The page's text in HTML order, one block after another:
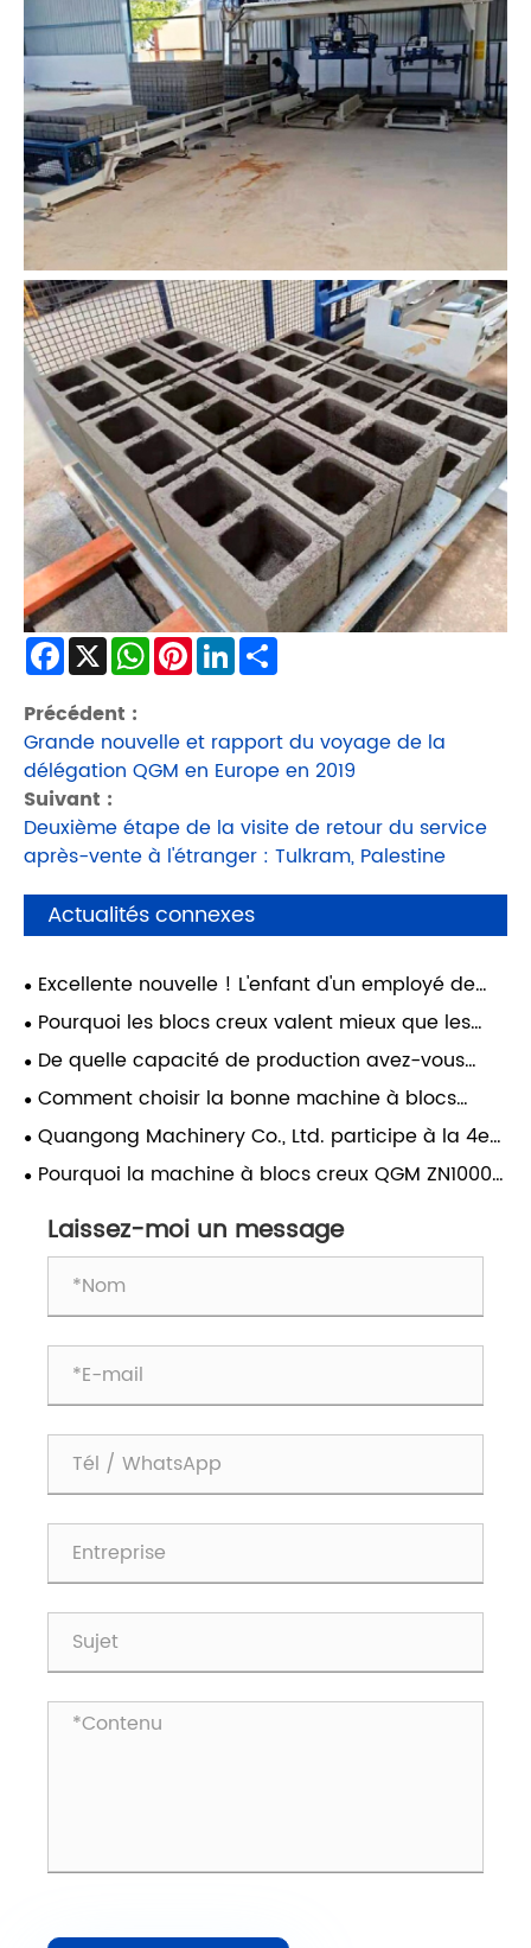
Facebook
X WhatsApp
PinterestLinkedIn
Précédent :
Grande nouvelle et rapport du voyage de la
délégation QGM en Europe en 2019
Suivant :
Deuxième étape de la visite de retour du service
après-vente à l'étranger : Tulkram, Palestine
Actualités connexes
Excellente nouvelle ! L'enfant d'un employé de
Quangong Machinery Co., Ltd. a réussi ses études
et réalisé son rêve de fréquenter l'Université
Jiaotong de Xi'an.
Pourquoi les blocs creux valent mieux que les
briques en terre cuite : un guide pour la
construction moderne
De quelle capacité de production avez-vous
besoin ? Comment choisir la bonne machine à
blocs pour votre usine
Comment choisir la bonne machine à blocs
creux pour votre usine ?
Quangong Machinery Co., Ltd. participe à la 4e
conférence d'échange technique sur l'utilisation
globale des déchets solides à base de charbon
Pourquoi la machine à blocs creux QGM ZN1000-
creux de haute qualité
Laissez-moi un message